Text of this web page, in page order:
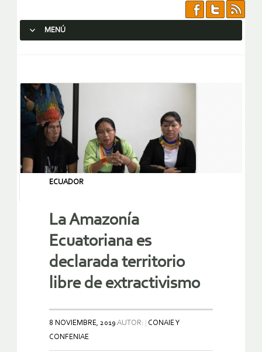
MENÚ
ECUADOR
La Amazonía
Ecuatoriana es
declarada territorio
libre de extractivismo
8 NOVIEMBRE, 2019 AUTOR:
CONAIE Y
CONFENIAE